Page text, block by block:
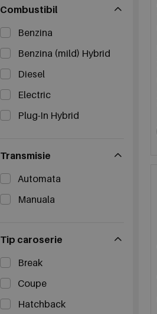
Combustibil
Benzina
Benzina (mild) Hybrid
Diesel
Electric
Plug-In Hybrid
Transmisie
Automata
Manuala
Tip caroserie
Break
Coupe
Hatchback